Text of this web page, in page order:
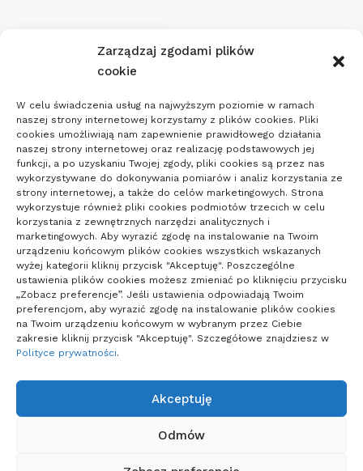
Zarządzaj zgodami plików
cookie
W celu świadczenia usług na najwyższym poziomie w ramach
naszej strony internetowej korzystamy z plików cookies. Pliki
cookies umożliwiają nam zapewnienie prawidłowego działania
naszej strony internetowej oraz realizację podstawowych jej
funkcji, a po uzyskaniu Twojej zgody, pliki cookies są przez nas
wykorzystywane do dokonywania pomiarów i analiz korzystania ze
strony internetowej, a także do celów marketingowych. Strona
wykorzystuje również pliki cookies podmiotów trzecich w celu
korzystania z zewnętrznych narzędzi analitycznych i
marketingowych. Aby wyrazić zgodę na instalowanie na Twoim
urządzeniu końcowym plików cookies wszystkich wskazanych
wyżej kategorii kliknij przycisk "Akceptuję". Poszczególne
ustawienia plików cookies możesz zmieniać po kliknięciu przycisku
„Zobacz preferencje”. Jeśli ustawienia odpowiadają Twoim
preferencjom, aby wyrazić zgodę na instalowanie plików cookies
na Twoim urządzeniu końcowym w wybranym przez Ciebie
zakresie kliknij przycisk "Akceptuję". Szczegółowe znajdziesz w
Polityce prywatności.
Akceptuję
Odmów
19
°C
Poznań
Zachmurzenie
Małe
° _ °
53%
2
km/h
Poland
Potwierdzone
Projekty domów Podkarpacie